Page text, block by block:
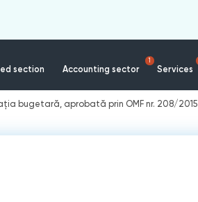
section Accounting sector
1
Services
bugetară, aprobată prin OMF nr. 208/2015